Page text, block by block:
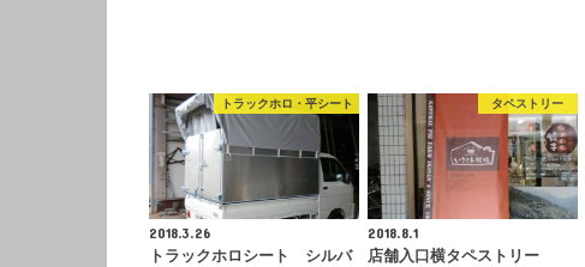
トラックホロ・平シート
2018.3.26
トラックホロシート シルバ
タペストリー
2018.8.1
店舗入口横タペストリー